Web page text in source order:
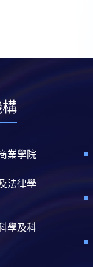
業學院
法律學
學及科